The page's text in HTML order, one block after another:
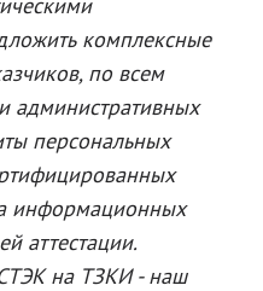
комплексные
по всем
административных
персональных
информационных
аттестации.
на ТЗКИ - наш